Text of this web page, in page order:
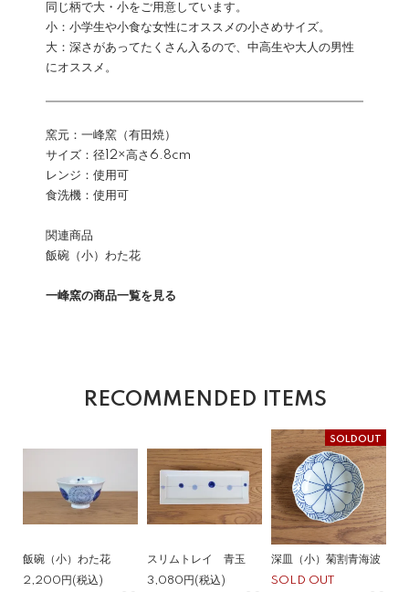
同じ柄で大・小をご用意しています。
小：小学生や小食な女性にオススメの小さめサイズ。
大：深さがあってたくさん入るので、中高生や大人の男性
にオススメ。
窯元：一峰窯（有田焼）
サイズ：径12×高さ6.8cm
レンジ：使用可
食洗機：使用可
関連商品
飯碗（小）わた花
一峰窯の商品一覧を見る
RECOMMENDED ITEMS
飯碗（小）わた花
2,200円(税込)
スリムトレイ 青玉
3,080円(税込)
SOLDOUT
深皿（小）菊割青海波
SOLD OUT